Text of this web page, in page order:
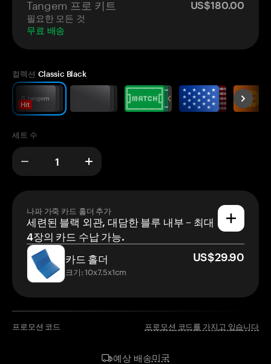
필요한 모든 것
무료 배송
US$180.00
컬렉션 Classic Black
Hit
세트 수
나파 가죽 카드 홀더 추가
세련된 블랙 외관, 대담한 블루 내부 – 최대
4장의 카드 수납 가능.
카드 홀더
크기: 10x7.5x1cm
US$29.90
프로모션 코드 프로모션 코드를 가지고 있습니다
예상 배송미국